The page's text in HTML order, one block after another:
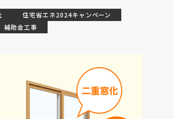
住宅省エネ2024キャンペーン
補助金工事